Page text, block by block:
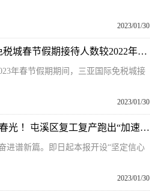
2023/01/30
天天观速讯丨三亚国际免税城春节假期接待人数较2022年同时段增长22％
年春节假期期间，三亚国际免税城接
2023/01/30
每日速读!只争朝夕 不负春光 ！屯溪区复工复产跑出“加速度”
进谱新篇。即日起本报开设“坚定信心
2023/01/30